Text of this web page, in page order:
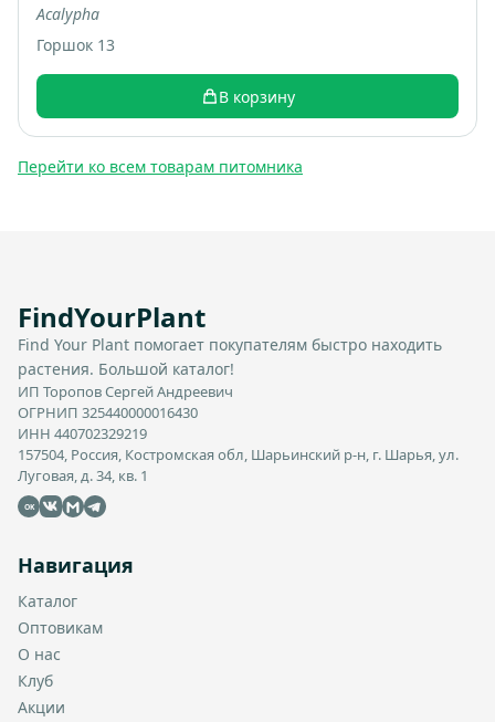
Acalypha
Горшок 13
В корзину
Перейти ко всем товарам питомника
FindYourPlant
Find Your Plant помогает покупателям быстро находить
растения. Большой каталог!
ИП Торопов Сергей Андреевич
ОГРНИП 325440000016430
ИНН 440702329219
157504, Россия, Костромская обл, Шарьинский р-н, г. Шарья, ул.
Луговая, д. 34, кв. 1
OK
Навигация
Каталог
Оптовикам
О нас
Клуб
Акции